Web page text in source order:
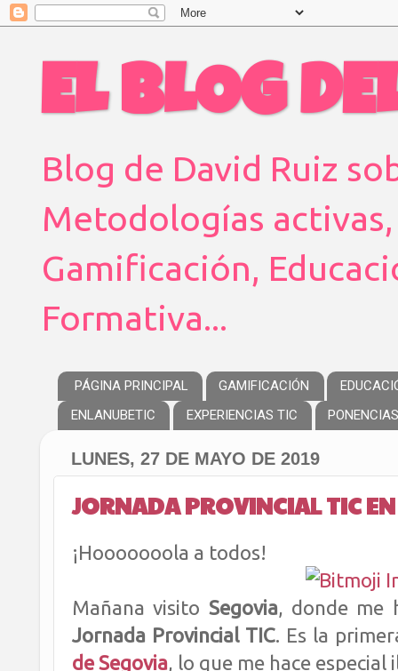
EL BLOG
Blog de David Ruiz
Metodologías
Gamificación,
Formativa...
PÁGINA PRINCIPAL GAMIFICACIÓN
ENLANUBETIC
EXPERIENCIAS TIC
LUNES, 27 DE MAYO DE 2019
JORNADA PROVINCIAL TIC EN
¡Hooooooola a todos!
Mañana visito Segovia, donde me
Jornada Provincial TIC. Es la
de Segovia, lo que me hace especial